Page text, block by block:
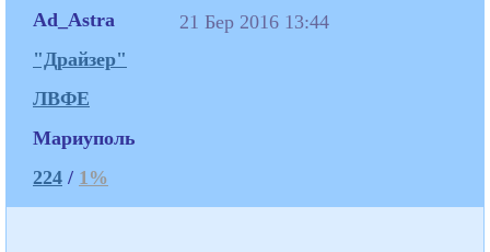
Ad_Astra
"Драйзер"
ЛВФЕ
Мариуполь
224 / 1%
21 Бер 2016 13:44